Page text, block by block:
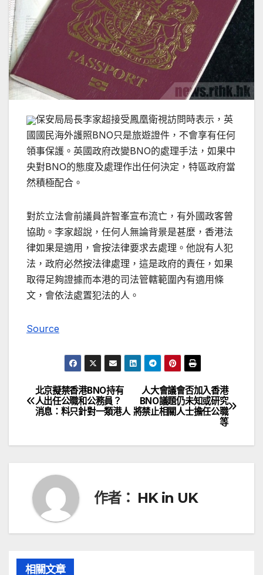
保安局局長李家超接受鳳凰衛視訪問時表示，英
國國民海外護照BNO只是旅遊證件，不會享有任何
領事保護。英國政府改變BNO的處理手法，如果中
央對BNO的態度及處理作出任何決定，特區政府當
然積極配合。
對於立法會前議員許智峯宣布流亡，有外國政客曾
協助。李家超說，任何人無論背景是甚麼，香港法
律如果是適用，會按法律要求去處理。他說有人犯
法，政府必然按法律處理，這是政府的責任，如果
取得足夠證據而本港的司法管轄範圍內有適用條
文，會依法處置犯法的人。
Source
文
章
導
人大會議會否加入香港
BNO議題仍未知或研究
將禁止相關人士擔任公職
等
北京擬禁香港BNO持有
人出任公職和公務員？
消息：料只針對一類港人
作者： HK in UK
相關文章